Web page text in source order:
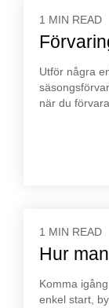
1 MIN READ
Utför några
när du
1 MIN READ
Hur
Komma
enkel start,